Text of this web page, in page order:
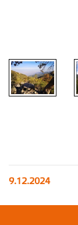
9.12.2024